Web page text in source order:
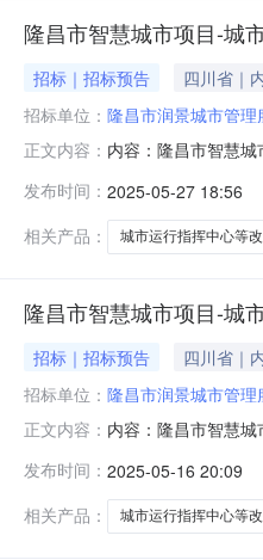
隆昌市智慧城市项目-城
招标｜招标预告 四川省｜
招标单位： 隆昌市润景城市管理
正文内容： 内容：隆昌市智慧
标代理机构（如有
发布时间： 2025-05-27 18:56
相关产品：
城市运行指挥中心等
隆昌市智慧城市项目-城
招标｜招标预告 四川省｜
招标单位： 隆昌市润景城市管理
正文内容： 内容：隆昌市智慧
管理运营中心、“一
系统、智慧交通系统
发布时间： 2025-05-16 20:09
相关产品：
城市运行指挥中心等